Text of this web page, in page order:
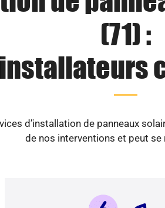
(71) :
installateurs
d’installation de panneaux
de nos interventions et peut se